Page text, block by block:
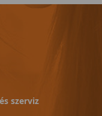
szerviz